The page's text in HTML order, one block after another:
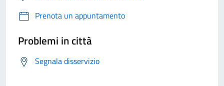
Prenota un appuntamento
Problemi in città
Segnala disservizio